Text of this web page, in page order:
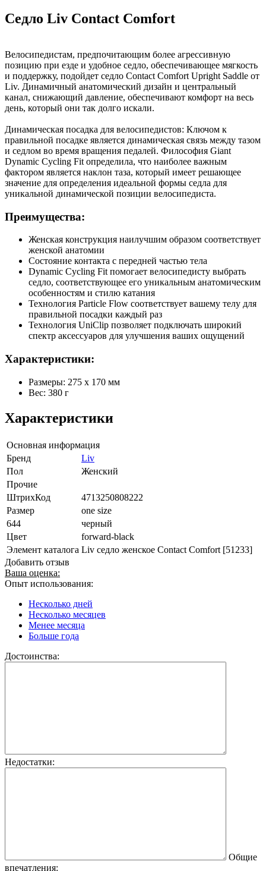
Cедло Liv Contact Comfort
Велосипедистам, предпочитающим более агрессивную
позицию при езде и удобное седло, обеспечивающее мягкость
и поддержку, подойдет седло Contact Comfort Upright Saddle от
Liv. Динамичный анатомический дизайн и центральный
канал, снижающий давление, обеспечивают комфорт на весь
день, который они так долго искали.
Динамическая посадка для велосипедистов: Ключом к
правильной посадке является динамическая связь между тазом
и седлом во время вращения педалей. Философия Giant
Dynamic Cycling Fit определила, что наиболее важным
фактором является наклон таза, который имеет решающее
значение для определения идеальной формы седла для
уникальной динамической позиции велосипедиста.
Преимущества:
Женская конструкция наилучшим образом соответствует
женской анатомии
Состояние контакта с передней частью тела
Dynamic Cycling Fit помогает велосипедисту выбрать
седло, соответствующее его уникальным анатомическим
особенностям и стилю катания
Технология Particle Flow соответствует вашему телу для
правильной посадки каждый раз
Технология UniClip позволяет подключать широкий
спектр аксессуаров для улучшения ваших ощущений
Характеристики:
Размеры: 275 х 170 мм
Вес: 380 г
Характеристики
Основная информация
Бренд
Liv
Пол
Женский
Прочие
ШтрихКод
4713250808222
Размер
one size
644
черный
Цвет
forward-black
Элемент каталога Liv седло женское Contact Comfort [51233]
Добавить отзыв
Ваша оценка:
Опыт использования:
Несколько дней
Несколько месяцев
Менее месяца
Больше года
Достоинства:
Недостатки:
Общие
впечатления: